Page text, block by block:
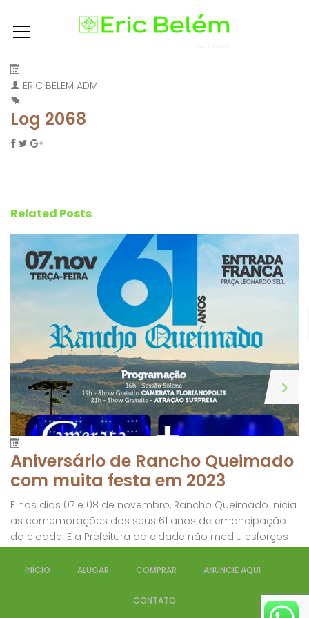
ERIC BELEM ADM
Log 2068
Related Posts
Aniversário de Rancho Queimado
com muita festa em 2023
E nos dias 07 e 08 de novembro, Rancho Queimado inicia
as comemorações dos seus 61 anos de emancipação
da cidade. E a Prefeitura da cidade não mediu esforços
programação abaixo:
INÍCIO ALUGAR COMPRAR ANUNCIE AQUI
CONTATO